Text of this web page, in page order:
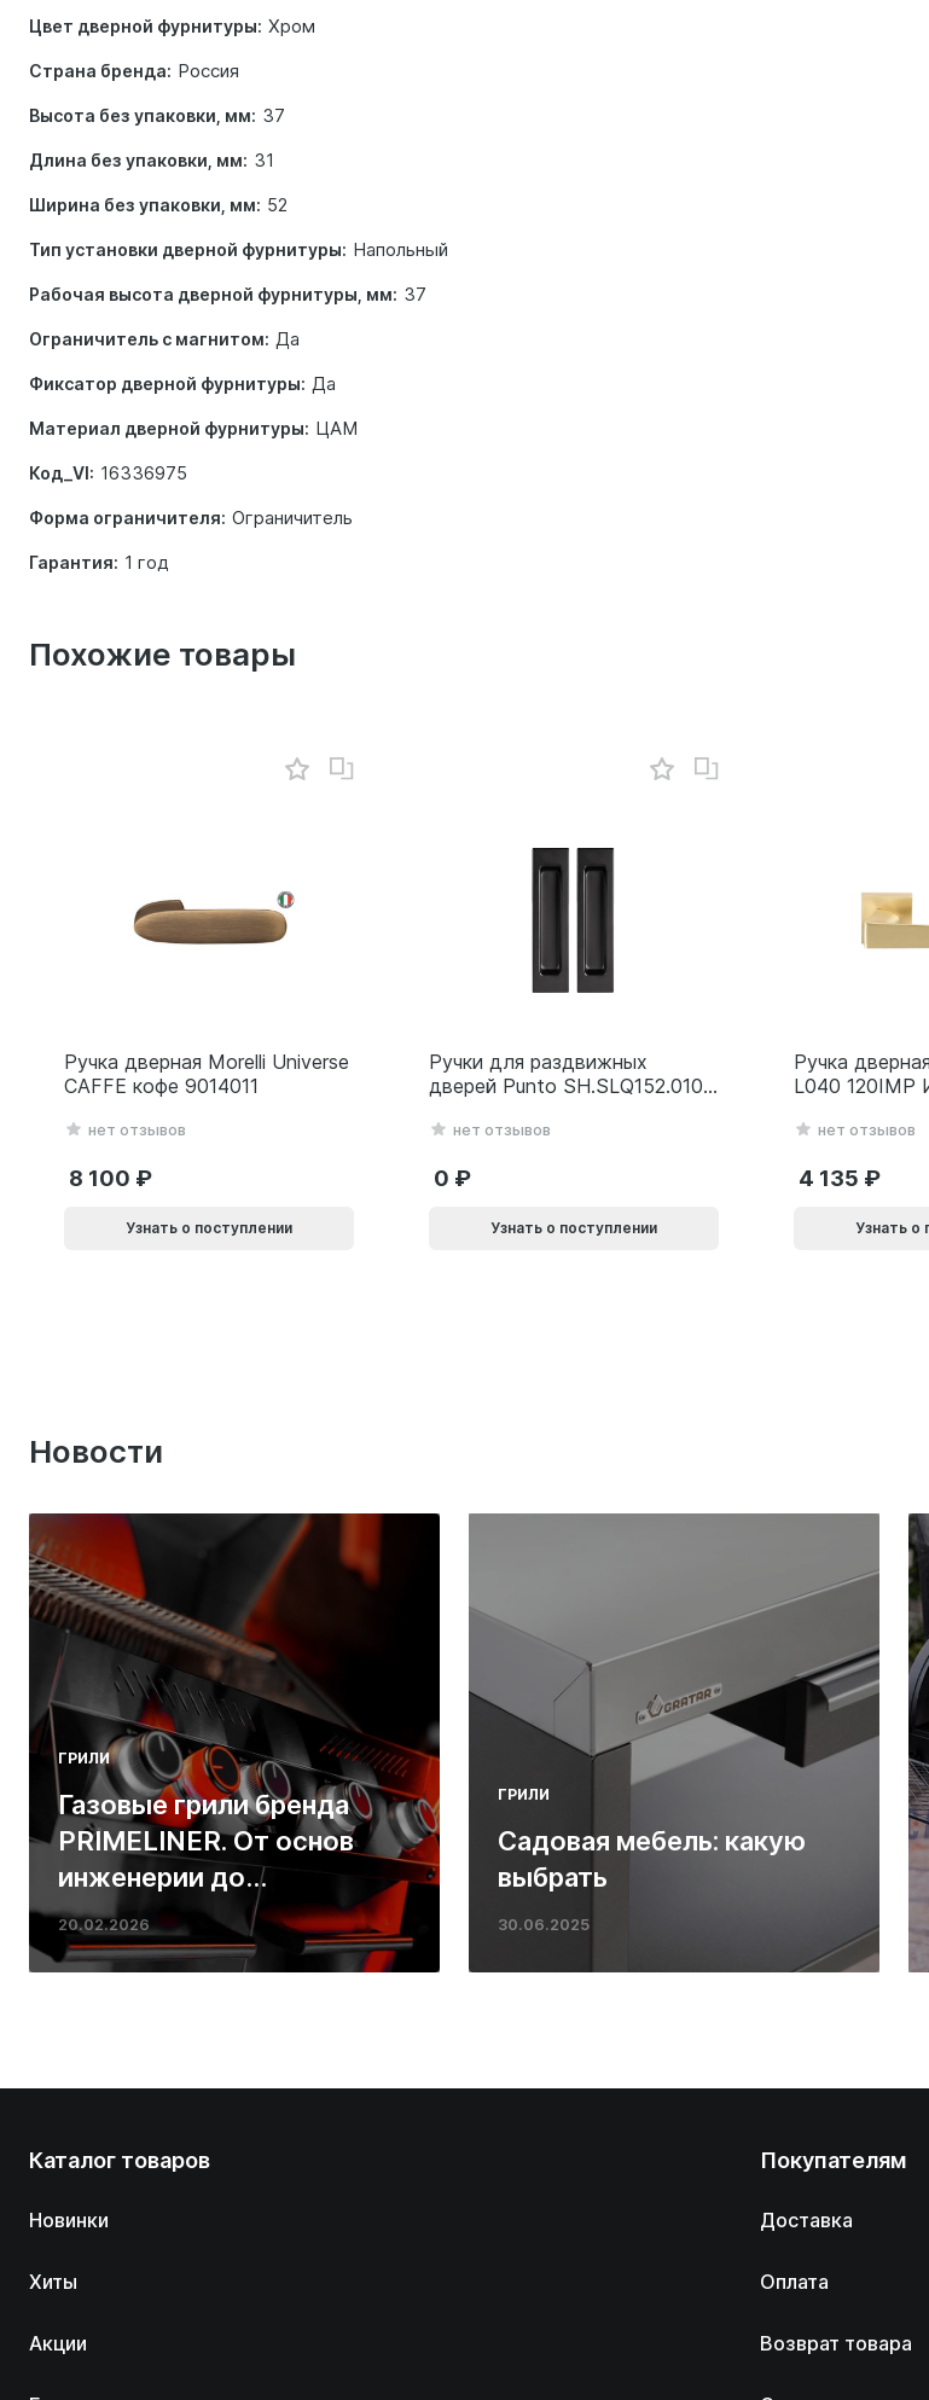
Цвет дверной фурнитуры: Хром
Страна бренда: Россия
Высота без упаковки, мм: 37
Длина без упаковки, мм: 31
Ширина без упаковки, мм: 52
Тип установки дверной фурнитуры: Напольный
Рабочая высота дверной фурнитуры, мм: 37
Ограничитель с магнитом: Да
Фиксатор дверной фурнитуры: Да
Материал дверной фурнитуры: ЦАМ
Код_VI: 16336975
Форма ограничителя: Ограничитель
Гарантия: 1 год
Похожие товары
Ручка дверная Morelli Universe
CAFFE кофе 9014011
нет отзывов
8 100
Узнать о поступлении
Ручки для раздвижных
дверей Punto SH.SLQ152.010
черный 61869
нет отзывов
0
Узнать о поступлении
Ручка
L040 120IMP
нет отзывов
4 135
Узнать о
Новости
ГРИЛИ
Газовые грили бренда
PRIMELINER. От основ
инженерии до
ресторанных стейков у
вас дома
20.02.2026
ГРИЛИ
Садовая мебель: какую
выбрать
30.06.2025
Каталог товаров
Новинки
Хиты
Акции
Покупателям
Доставка
Оплата
Возврат товара